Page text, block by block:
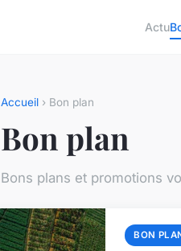
Actu
Accueil › Bon plan
Bon plan
Bons plans et promotions
BON